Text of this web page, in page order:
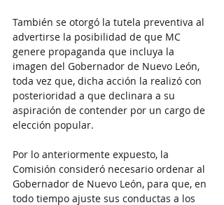
También se otorgó la tutela preventiva al
advertirse la posibilidad de que MC
genere propaganda que incluya la
imagen del Gobernador de Nuevo León,
toda vez que, dicha acción la realizó con
posterioridad a que declinara a su
aspiración de contender por un cargo de
elección popular.
Por lo anteriormente expuesto, la
Comisión consideró necesario ordenar al
Gobernador de Nuevo León, para que, en
todo tiempo ajuste sus conductas a los